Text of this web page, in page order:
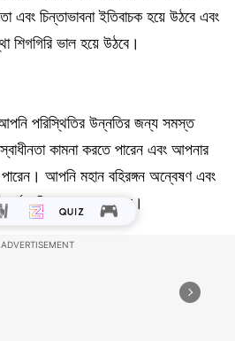
চিন্তাভাবনা ইতিবাচক হয়ে উঠবে এবং
শিগগিরি ভাল হয়ে উঠবে।
পরিস্থিতির উন্নতির জন্য সমস্ত
কামনা করতে পারেন এবং আপনার
আপনি মহান বহিরঙ্গন অন্বেষণ এবং
অভিজ্ঞতা পেতে পারেন।
ফলাফল পেতে কঠোর পরিশ্রম করতে হবে।
পতন থাকতে পারে।